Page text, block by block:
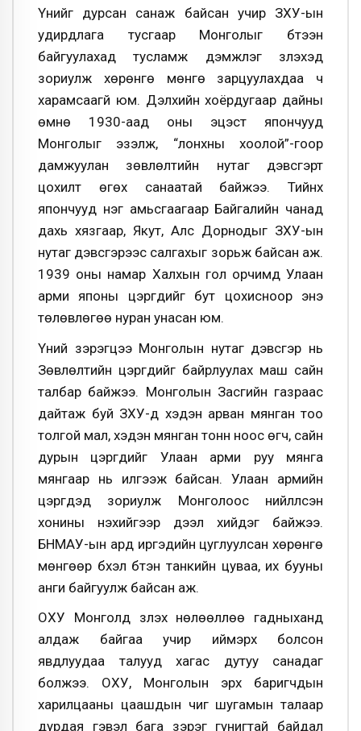
Үүнийг дурсан санаж байсан учир ЗХУ-ын
удирдлага тусгаар Монголыг бүтээн
байгуулахад тусламж дэмжлэг үзүүлэхэд
зориулж хөрөнгө мөнгө зарцуулахдаа ч
харамсаагүй юм. Дэлхийн хоёрдугаар дайны
өмнө 1930-аад оны эцэст япончууд
Монголыг эзэлж, “лонхны хоолой”-гоор
дамжуулан зөвлөлтийн нутаг дэвсгэрт
цохилт өгөх санаатай байжээ. Тийнхүү
япончууд нэг амьсгаагаар Байгалийн чанад
дахь хязгаар, Якут, Алс Дорнодыг ЗХУ-ын
нутаг дэвсгэрээс салгахыг зорьж байсан аж.
1939 оны намар Халхын гол орчимд Улаан
арми японы цэргүүдийг бут цохисноор энэ
төлөвлөгөө нуран унасан юм.
Үүний зэрэгцээ Монголын нутаг дэвсгэр нь
Зөвлөлтийн цэргүүдийг байрлуулах маш сайн
талбар байжээ. Монголын Засгийн газраас
дайтаж буй ЗХУ-д хэдэн арван мянган тоо
толгой мал, хэдэн мянган тонн ноос өгч, сайн
дурын цэргүүдийг Улаан арми руу мянга
мянгаар нь илгээж байсан. Улаан армийн
цэргүүдэд зориулж Монголоос нийлүүлсэн
хонины нэхийгээр дээл хийдэг байжээ.
БНМАУ-ын ард иргэдийн цуглуулсан хөрөнгө
мөнгөөр бүхэл бүтэн танкийн цуваа, их бууны
анги байгуулж байсан аж.
ОХУ Монголд үзүүлэх нөлөөллөө гадныханд
алдаж байгаа учир иймэрхүү болсон
явдлуудаа талууд хагас дутуу санадаг
болжээ. ОХУ, Монголын эрх баригчдын
харилцааны цаашдын чиг шугамын талаар
дурдая гэвэл бага зэрэг гунигтай байдал